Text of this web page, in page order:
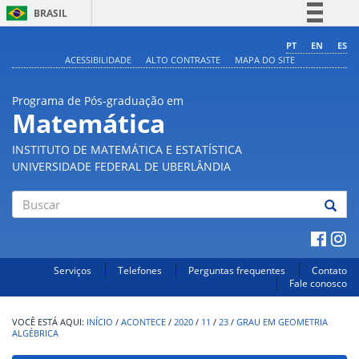
BRASIL
Comunica BR
PT EN
ES
ACESSIBILIDADE
ALTO CONTRASTE MAPA DO SITE
Programa de Pós-graduação em
Matemática
INSTITUTO DE MATEMÁTICA E ESTATÍSTICA
UNIVERSIDADE FEDERAL DE UBERLÂNDIA
Serviços Telefones Perguntas frequentes
Contato
Fale conosco
INÍCIO / ACONTECE / 2020 / 11 / 23 / GRAU EM GEOMETRIA
ALGÉBRICA